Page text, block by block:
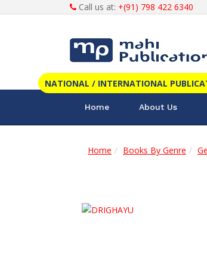
Call us at: +(91) 798 422 6340
NATIONAL / INTERNATIONAL
Home About Us
Home Books By Genre